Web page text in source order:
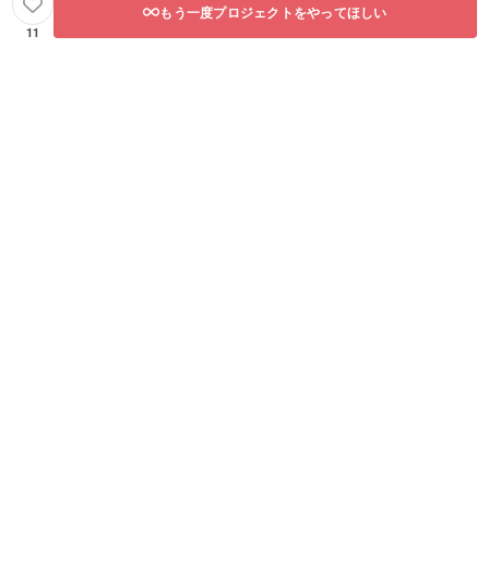
11
もう一度プロジェクトをやってほしい